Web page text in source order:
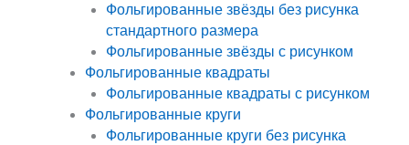
Фольгированные звёзды без рисунка
стандартного размера
Фольгированные звёзды с рисунком
Фольгированные квадраты
Фольгированные квадраты с рисунком
Фольгированные круги
Фольгированные круги без рисунка